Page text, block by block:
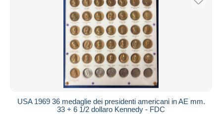
USA 1969 36 medaglie dei presidenti americani in AE mm.
33 + 6 1/2 dollaro Kennedy - FDC